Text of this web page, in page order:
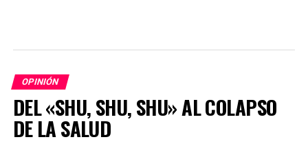
OPINIÓN
DEL «SHU, SHU, SHU» AL COLAPSO
DE LA SALUD